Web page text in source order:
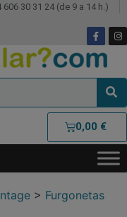
606 30 31 24 (de 9 a 14 h.)
0,00 €
> Furgonetas